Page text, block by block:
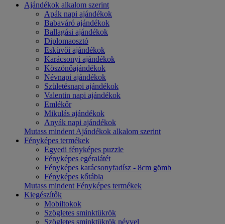
Ajándékok alkalom szerint
Apák napi ajándékok
Babaváró ajándékok
Ballagási ajándékok
Diplomaosztó
Esküvői ajándékok
Karácsonyi ajándékok
Köszönőajándékok
Névnapi ajándékok
Születésnapi ajándékok
Valentin napi ajándékok
Emlékőr
Mikulás ajándékok
Anyák napi ajándékok
Mutass mindent Ajándékok alkalom szerint
Fényképes termékek
Egyedi fényképes puzzle
Fényképes egéralátét
Fényképes karácsonyfadísz - 8cm gömb
Fényképes kőtábla
Mutass mindent Fényképes termékek
Kiegészítők
Mobiltokok
Szögletes sminktükrök
Szögletes sminktükrök névvel